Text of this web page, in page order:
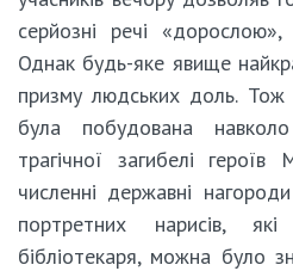
серйозні речі
Однак будь-яке явище
призму людських доль. Тож
була побудована
трагічної загибелі
численні державні
портретних нарисів,
бібліотекаря, можна було